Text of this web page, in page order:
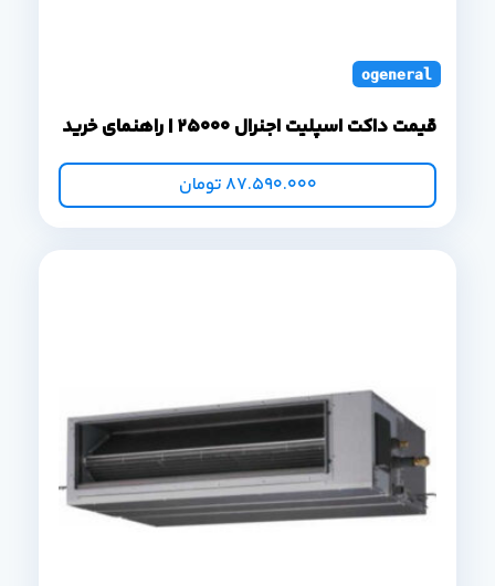
ogeneral duct
قیمت داکت اسپلیت اجنرال 25000 | راهنمای خرید
87.590.000 تومان